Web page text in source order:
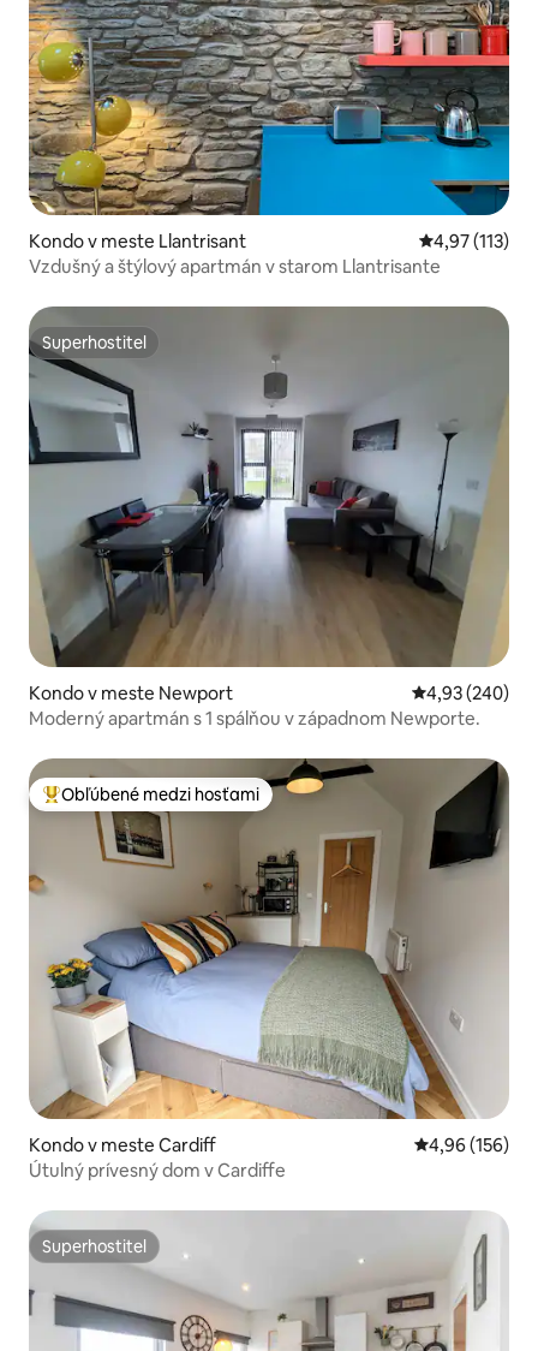
Kondo v meste Llantrisant Priemerné
4,97 (113)
Vzdušný a štýlový apartmán v starom Llantrisante
Superhostiteľ
Superhostiteľ
Kondo v meste Newport Priemerné
4,93 (240)
Moderný apartmán s 1 spálňou v západnom Newporte.
Najobľúbenejšie medzi hosťami
Obľúbené medzi hosťami
Kondo v meste Cardiff Priemerné
4,96 (156)
Útulný prívesný dom v Cardiffe
Superhostiteľ
Superhostiteľ